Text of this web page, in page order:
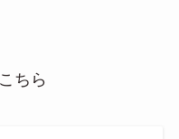
ちら